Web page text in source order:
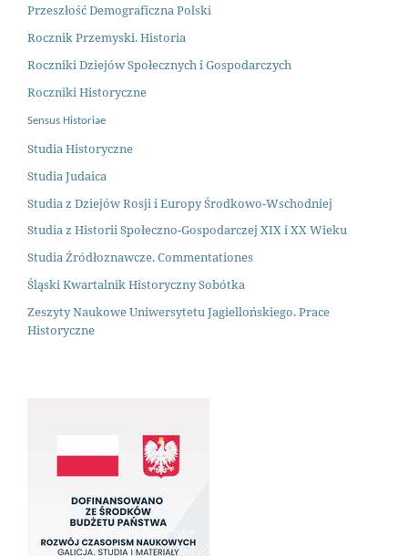
Przeszłość Demograficzna Polski
Rocznik Przemyski. Historia
Roczniki Dziejów Społecznych i Gospodarczych
Roczniki Historyczne
Sensus Historiae
Studia Historyczne
Studia Judaica
Studia z Dziejów Rosji i Europy Środkowo-Wschodniej
Studia z Historii Społeczno-Gospodarczej XIX i XX Wieku
Studia Źródłoznawcze. Commentationes
Śląski Kwartalnik Historyczny Sobótka
Zeszyty Naukowe Uniwersytetu Jagiellońskiego. Prace
Historyczne